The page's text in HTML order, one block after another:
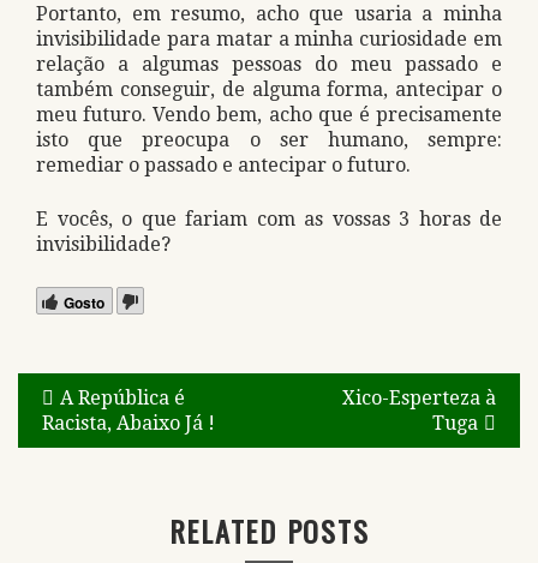
Portanto, em resumo, acho que usaria a minha
invisibilidade para matar a minha curiosidade em
relação a algumas pessoas do meu passado e
também conseguir, de alguma forma, antecipar o
meu futuro. Vendo bem, acho que é precisamente
isto que preocupa o ser humano, sempre:
remediar o passado e antecipar o futuro.
E vocês, o que fariam com as vossas 3 horas de
invisibilidade?
Gosto
Navegação
de
A República é
Racista, Abaixo Já !
Xico-Esperteza à
Tuga
RELATED POSTS